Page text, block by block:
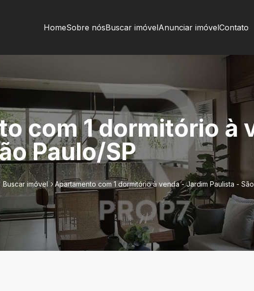
HomeSobre nósBuscar imóvelAnunciar imóvelContato
com 1 dormitório à
Paulo/SP
Buscar imóvel Apartamento com 1 dormitório à venda - Jardim Paulista -